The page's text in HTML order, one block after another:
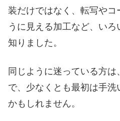
装だけではなく、転写やコ
うに見える加工など、い
知りました。
同じように迷っている方は
で、少なくとも最初は手
かもしれません。